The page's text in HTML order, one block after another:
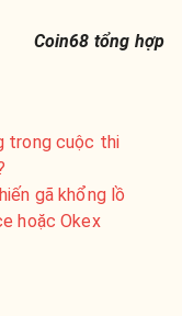
Coin68 tổng hợp
trong cuộc thi
gã khổng lồ
hoặc Okex